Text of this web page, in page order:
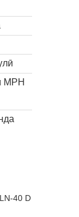
MPH
40 D